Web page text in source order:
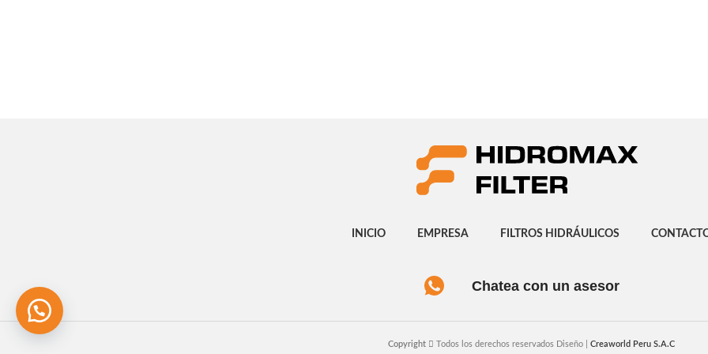
INICIO EMPRESA FILTROS HIDRÁULICOS
Chatea con un asesor
Copyright Todos los derechos reservados Diseño | Creaworld Peru S.A.C